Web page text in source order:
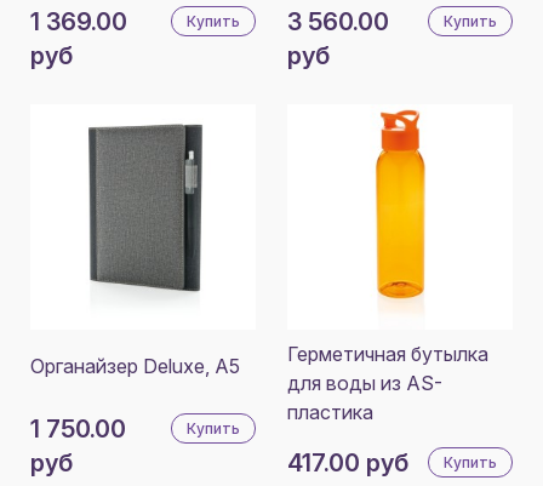
1 369.00
руб
Купить
3 560.00
руб
Купить
Органайзер Deluxe, A5
1 750.00
руб
Купить
Герметичная бутылка
для воды из AS-
пластика
417.00 руб Купить